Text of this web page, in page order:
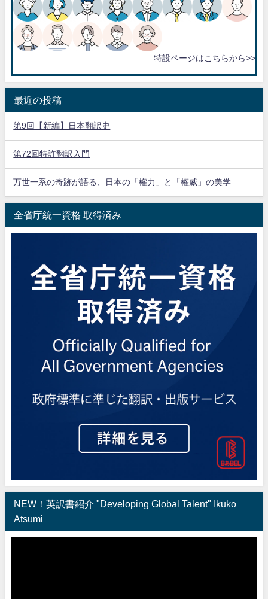
特設ページはこちらから>>
最近の投稿
第9回【新編】日本翻訳史
第72回特許翻訳入門
万世一系の奇跡が語る、日本の「權力」と「權威」の美学
全省庁統一資格 取得済み
NEW！英訳書紹介 "Developing Global Talent" Ikuko
Atsumi